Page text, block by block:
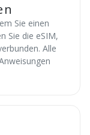
Sie einen
Sie die eSIM,
Alle